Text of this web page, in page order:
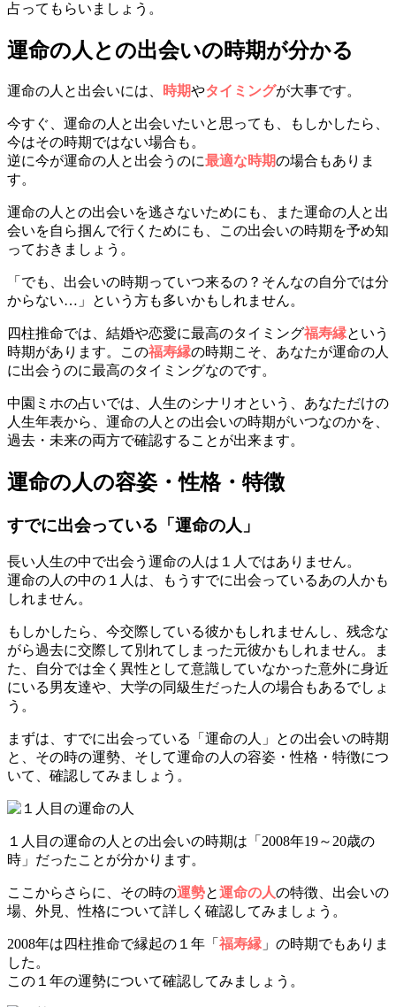
占ってもらいましょう。
運命の人との出会いの時期が分かる
運命の人と出会いには、 時期やタイミングが大事です。
今すぐ、運命の人と出会いたいと思っても、もしかしたら、
今はその時期ではない場合も。
逆に今が運命の人と出会うのに最適な時期の場合もありま
す。
運命の人との出会いを逃さないためにも、また運命の人と出
会いを自ら掴んで行くためにも、この出会いの時期を予め知
っておきましょう。
「でも、出会いの時期っていつ来るの？そんなの自分では分
からない…」という方も多いかもしれません。
四柱推命では、結婚や恋愛に最高のタイミング福寿縁という
時期があります。この福寿縁の時期こそ、あなたが運命の人
に出会うのに最高のタイミングなのです。
中園ミホの占いでは、人生のシナリオという、あなただけの
人生年表から、運命の人との出会いの時期がいつなのかを、
過去・未来の両方で確認することが出来ます。
運命の人の容姿・性格・特徴
すでに出会っている「運命の人」
長い人生の中で出会う運命の人は１人ではありません。
運命の人の中の１人は、もうすでに出会っているあの人かも
しれません。
もしかしたら、今交際している彼かもしれませんし、残念な
がら過去に交際して別れてしまった元彼かもしれません。ま
た、自分では全く異性として意識していなかった意外に身近
にいる男友達や、大学の同級生だった人の場合もあるでしょ
う。
まずは、すでに出会っている「運命の人」との出会いの時期
と、その時の運勢、そして運命の人の容姿・性格・特徴につ
いて、確認してみましょう。
１人目の運命の人との出会いの時期は「2008年19～20歳の
時」だったことが分かります。
ここからさらに、その時の運勢と運命の人の特徴、出会いの
場、外見、性格について詳しく確認してみましょう。
2008年は四柱推命で縁起の１年「 福寿縁 」の時期でもありま
した。
この１年の運勢について確認してみましょう。